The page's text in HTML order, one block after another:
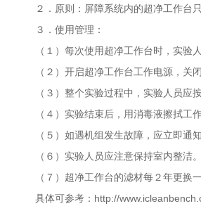
２．原则：屏障系统内的超净工作台
３．使用管理：
（１）每次使用超净工作台时，实验
（２）开启超净工作台工作电源，关
（３）整个实验过程中，实验人员应
（４）实验结束后，用消毒液擦拭工
（５）如遇机组发生故障，应立即通
（６）实验人员应注意保持室内整洁。
（７）超净工作台的滤材每２年更换
具体可参考：http://